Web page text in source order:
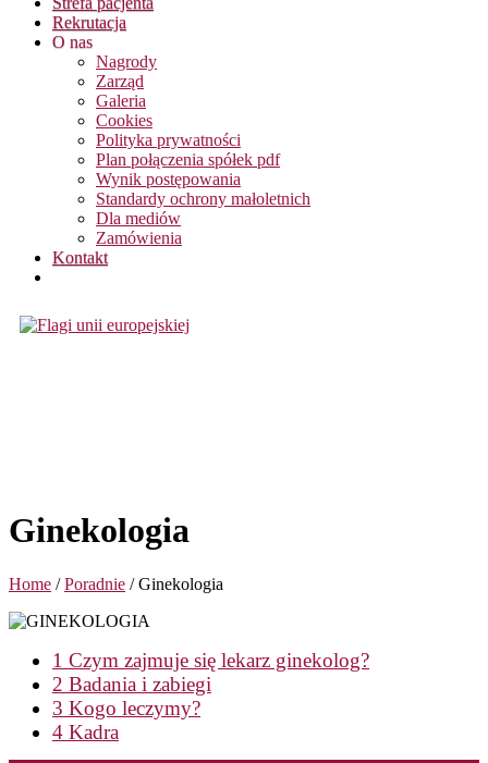
Rekrutacja
O nas
Nagrody
Zarząd
Galeria
Cookies
Polityka prywatności
Plan połączenia spółek pdf
Wynik postępowania
Standardy ochrony małoletnich
Dla mediów
Zamówienia
Kontakt
Ginekologia
Home /Poradnie /Ginekologia
1 Czym zajmuje się lekarz ginekolog?
2 Badania i zabiegi
3 Kogo leczymy?
4 Kadra